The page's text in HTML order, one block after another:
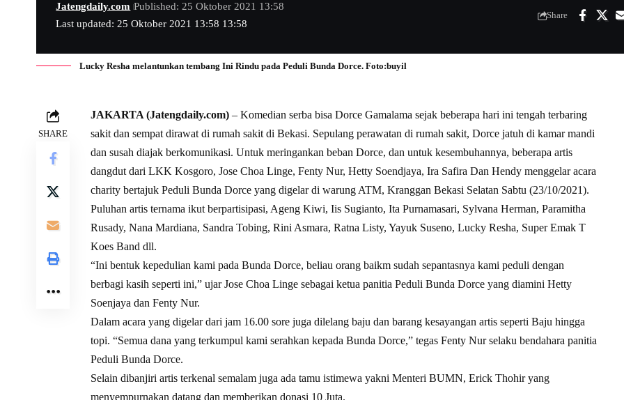
Last updated: 25 Oktober 2021 13:58 13:58
Jatengdaily.com Published: 25 Oktober 2021 13:58
Share
Lucky Resha melantunkan tembang Ini Rindu pada Peduli Bunda Dorce. Foto:buyil
SHARE
JAKARTA (Jatengdaily.com) – Komedian serba bisa Dorce Gamalama sejak beberapa hari ini tengah terbaring
sakit dan sempat dirawat di rumah sakit di Bekasi. Sepulang perawatan di rumah sakit, Dorce jatuh di kamar mandi
dan susah diajak berkomunikasi. Untuk meringankan beban Dorce, dan untuk kesembuhannya, beberapa artis
dangdut dari LKK Kosgoro, Jose Choa Linge, Fenty Nur, Hetty Soendjaya, Ira Safira Dan Hendy menggelar acara
charity bertajuk Peduli Bunda Dorce yang digelar di warung ATM, Kranggan Bekasi Selatan Sabtu (23/10/2021).
Puluhan artis ternama ikut berpartisipasi, Ageng Kiwi, Iis Sugianto, Ita Purnamasari, Sylvana Herman, Paramitha
Rusady, Nana Mardiana, Sandra Tobing, Rini Asmara, Ratna Listy, Yayuk Suseno, Lucky Resha, Super Emak T
Koes Band dll.
“Ini bentuk kepedulian kami pada Bunda Dorce, beliau orang baikm sudah sepantasnya kami peduli dengan
berbagi kasih seperti ini,” ujar Jose Choa Linge sebagai ketua panitia Peduli Bunda Dorce yang diamini Hetty
Soenjaya dan Fenty Nur.
Dalam acara yang digelar dari jam 16.00 sore juga dilelang baju dan barang kesayangan artis seperti Baju hingga
topi. “Semua dana yang terkumpul kami serahkan kepada Bunda Dorce,” tegas Fenty Nur selaku bendahara panitia
Peduli Bunda Dorce.
Selain dibanjiri artis terkenal semalam juga ada tamu istimewa yakni Menteri BUMN, Erick Thohir yang
menyempurnakan datang dan memberikan donasi 10 Juta.